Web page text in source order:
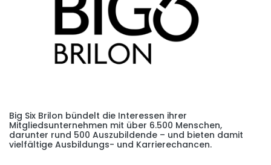
Big Six Brilon bündelt die Interessen ihrer
Mitgliedsunternehmen mit über 6.500 Menschen,
darunter rund 500 Auszubildende – und bieten damit
vielfältige Ausbildungs- und Karrierechancen.